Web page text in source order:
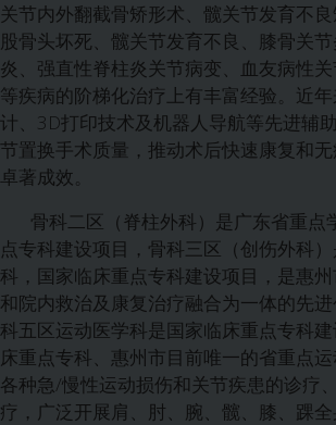
关节内外翻截骨矫形术、髋关节发育不
股骨头坏死、髋关节发育不良、膝骨关
炎、强直性脊柱炎关节病变、血友病性
等疾病的阶梯化治疗上有丰富经验。近
计、3D打印技术及机器人导航等先进辅
节置换手术质量，推动术后快速康复和
卓著成效。
骨科二区（脊柱外科）是广东省重点
点专科建设项目，骨科三区（创伤外科
科，国家临床重点专科建设项目，是惠
和院内救治及康复治疗融合为一体的先
科五区运动医学科是国家临床重点专科
床重点专科、惠州市目前唯一的省重点
各种急/慢性运动损伤和关节疾患的诊疗
疗，广泛开展肩、肘、腕、髋、膝、踝